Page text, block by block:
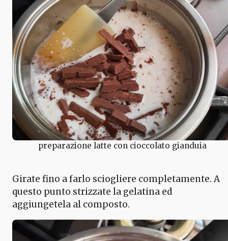
preparazione latte con cioccolato gianduia
Girate fino a farlo sciogliere completamente. A
questo punto strizzate la gelatina ed
aggiungetela al composto.